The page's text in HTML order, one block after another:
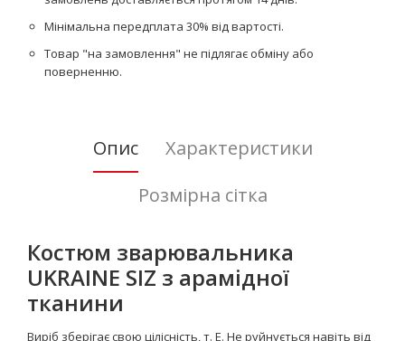
Мінімальна передплата 30% від вартості.
Товар "на замовлення" не підлягає обміну або
поверненню.
Опис
Характеристики
Розмірна сітка
Костюм зварювальника
UKRAINE SIZ з арамідної
тканини
Виріб зберігає свою цілісність, т. Е. Не руйнується навіть від